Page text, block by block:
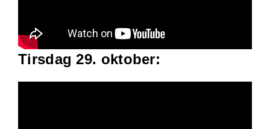
Tirsdag 29. oktober: